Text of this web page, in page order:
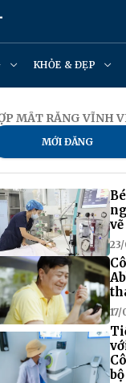
KHỎE & ĐẸP
MẤT RĂNG VĨNH
MỚI ĐĂNG